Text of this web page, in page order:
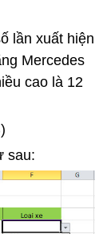
lần xuất hiện
Mercedes
cao là 12
sau: